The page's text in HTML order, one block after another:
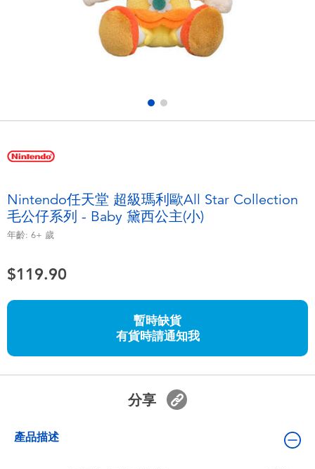
遊戲及拼圖系列
益智學習玩具
毛毛公仔玩具
嬰兒及學前玩具
任天堂 Switch
電池
LeapFrog跳跳蛙
Nintendo任天堂 超級瑪利歐All Star Collection
毛公仔系列 - Baby 黛西公主(小)
年齡: 6+ 歲
$119.90
暫時缺貨
有貨時請通知我
分享
產品描述